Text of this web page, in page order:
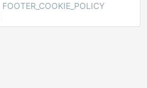
FOOTER_COOKIE_POLICY